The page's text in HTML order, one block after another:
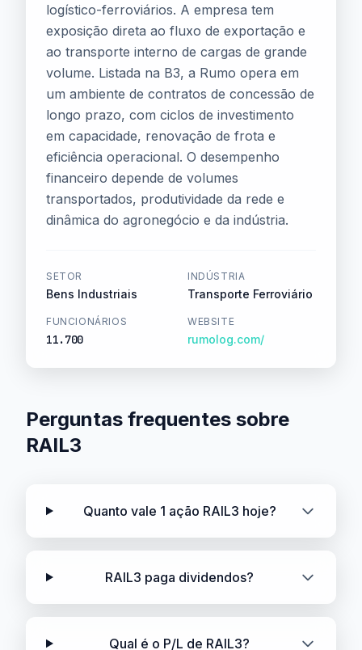
logístico-ferroviários. A empresa tem
exposição direta ao fluxo de exportação e
ao transporte interno de cargas de grande
volume. Listada na B3, a Rumo opera em
um ambiente de contratos de concessão de
longo prazo, com ciclos de investimento
em capacidade, renovação de frota e
eficiência operacional. O desempenho
financeiro depende de volumes
transportados, produtividade da rede e
dinâmica do agronegócio e da indústria.
SETOR
Bens Industriais
INDÚSTRIA
Transporte Ferroviário
FUNCIONÁRIOS
11.700
WEBSITE
rumolog.com/
Perguntas frequentes sobre
RAIL3
Quanto vale 1 ação RAIL3 hoje?
RAIL3 paga dividendos?
Qual é o P/L de RAIL3?